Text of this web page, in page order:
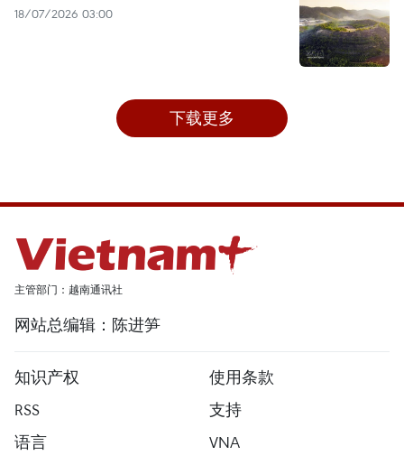
18/07/2026 03:00
下载更多
主管部门：越南通讯社
网站总编辑：陈进笋
知识产权
使用条款
RSS
支持
语言
VNA